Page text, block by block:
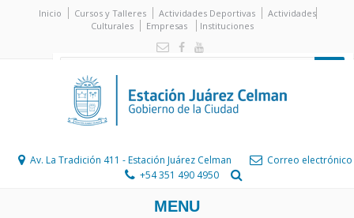
Inicio Cursos y Talleres Actividades Deportivas
Actividades
Culturales
Empresas Instituciones
Av. La Tradición 411 - Estación Juárez Celman
Correo electrónico
+54 351 490 4950
MENU